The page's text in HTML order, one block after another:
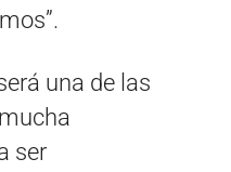
una de las
ser